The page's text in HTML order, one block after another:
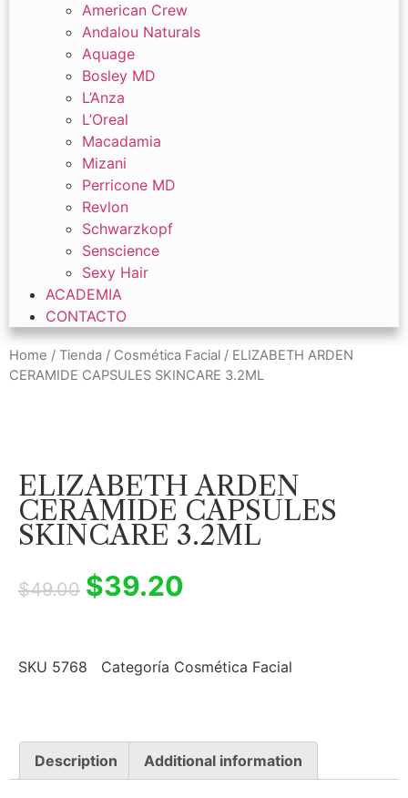
American Crew
Andalou Naturals
Aquage
Bosley MD
L’Anza
L’Oreal
Macadamia
Mizani
Perricone MD
Revlon
Schwarzkopf
Senscience
Sexy Hair
ACADEMIA
CONTACTO
Home / Tienda / Cosmética Facial / ELIZABETH ARDEN
CERAMIDE CAPSULES SKINCARE 3.2ML
ELIZABETH ARDEN
CERAMIDE CAPSULES
SKINCARE 3.2ML
$49.00 $39.20
SKU 5768 Categoría Cosmética Facial
Description Additional information